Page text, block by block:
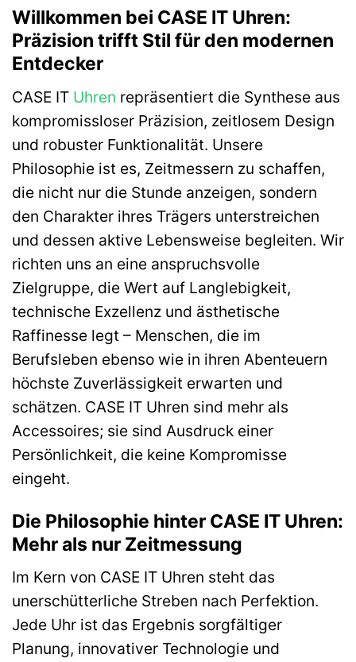
Willkommen bei CASE IT Uhren:
Präzision trifft Stil für den modernen
Entdecker
CASE IT Uhren repräsentiert die Synthese aus
kompromissloser Präzision, zeitlosem Design
und robuster Funktionalität. Unsere
Philosophie ist es, Zeitmessern zu schaffen,
die nicht nur die Stunde anzeigen, sondern
den Charakter ihres Trägers unterstreichen
und dessen aktive Lebensweise begleiten. Wir
richten uns an eine anspruchsvolle
Zielgruppe, die Wert auf Langlebigkeit,
technische Exzellenz und ästhetische
Raffinesse legt – Menschen, die im
Berufsleben ebenso wie in ihren Abenteuern
höchste Zuverlässigkeit erwarten und
schätzen. CASE IT Uhren sind mehr als
Accessoires; sie sind Ausdruck einer
Persönlichkeit, die keine Kompromisse
eingeht.
Die Philosophie hinter CASE IT Uhren:
Mehr als nur Zeitmessung
Im Kern von CASE IT Uhren steht das
unerschütterliche Streben nach Perfektion.
Jede Uhr ist das Ergebnis sorgfältiger
Planung, innovativer Technologie und